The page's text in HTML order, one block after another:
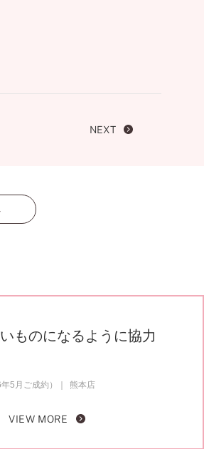
NEXT
ものになるように協力
5月ご成約） 熊本店
VIEW MORE